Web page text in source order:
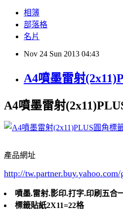
相簿
部落格
名片
Nov 24 Sun 2013 04:43
A4噴墨雷射
A4噴墨雷射
產品網址
http://
噴墨.雷射.影印.打字.印刷五合
標籤貼紙2X11=22格